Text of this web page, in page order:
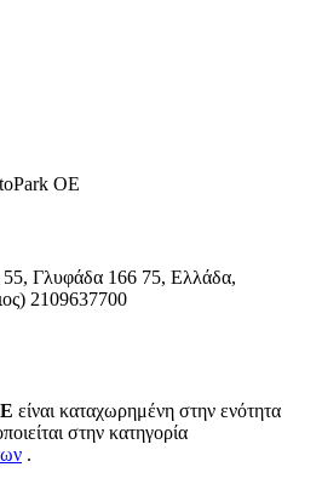
OE
Γλυφάδα 166 75, Ελλάδα,
2109637700
είναι καταχωρημένη στην ενότητα
στην κατηγορία
.